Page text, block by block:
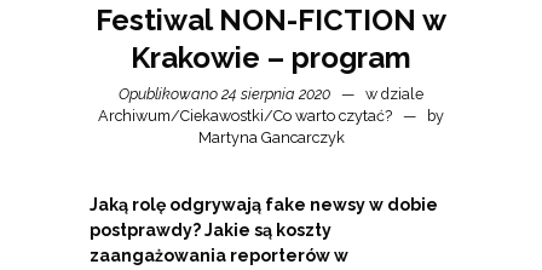
Festiwal NON-FICTION w
Krakowie – program
Opublikowano 24 sierpnia 2020
w dziale
Archiwum/Ciekawostki/Co warto czytać?
by
Martyna Gancarczyk
Jaką rolę odgrywają fake newsy w dobie
postprawdy? Jakie są koszty
zaangażowania reporterów w